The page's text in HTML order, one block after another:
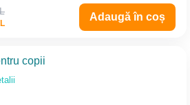
Adaugă în coș
copii